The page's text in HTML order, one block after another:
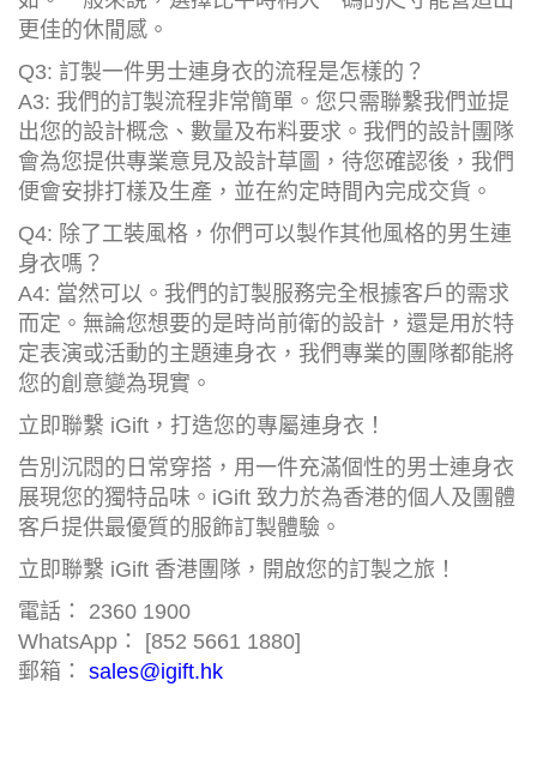
更佳的休閒感。
Q3: 訂製一件男士連身衣的流程是怎樣的？
A3: 我們的訂製流程非常簡單。您只需聯繫我們並提
出您的設計概念、數量及布料要求。我們的設計團隊
會為您提供專業意見及設計草圖，待您確認後，我們
便會安排打樣及生產，並在約定時間內完成交貨。
Q4: 除了工裝風格，你們可以製作其他風格的男生連
身衣嗎？
A4: 當然可以。我們的訂製服務完全根據客戶的需求
而定。無論您想要的是時尚前衛的設計，還是用於特
定表演或活動的主題連身衣，我們專業的團隊都能將
您的創意變為現實。
立即聯繫 iGift，打造您的專屬連身衣！
告別沉悶的日常穿搭，用一件充滿個性的男士連身衣
展現您的獨特品味。iGift 致力於為香港的個人及團體
客戶提供最優質的服飾訂製體驗。
立即聯繫 iGift 香港團隊，開啟您的訂製之旅！
電話： 2360 1900
WhatsApp： [852 5661 1880]
郵箱： sales@igift.hk